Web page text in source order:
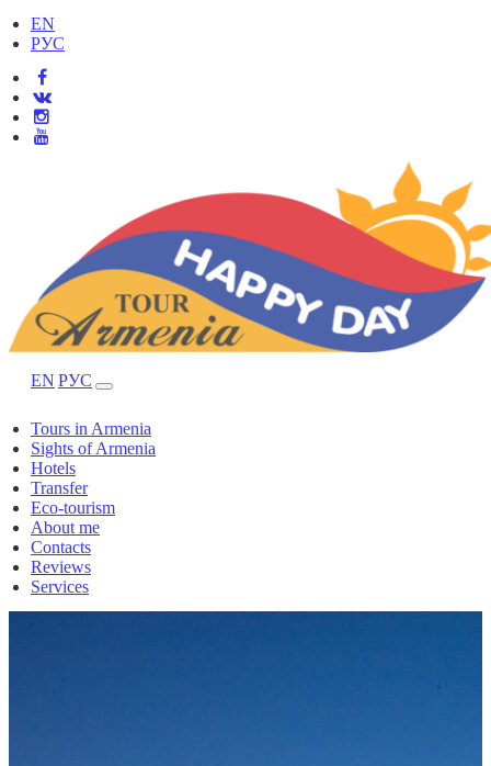
EN
РУС
EN РУС
Tours in Armenia
Sights of Armenia
Hotels
Transfer
Eco-tourism
About me
Contacts
Reviews
Services